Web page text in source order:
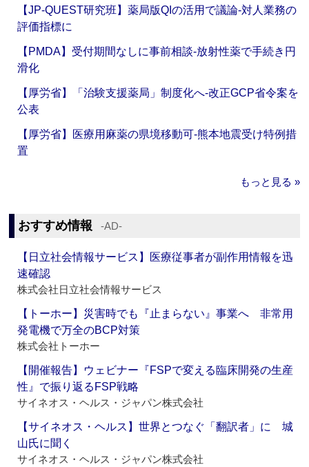
【JP-QUEST研究班】薬局版QIの活用で議論‐対人業務の
評価指標に
【PMDA】受付期間なしに事前相談‐放射性薬で手続き円
滑化
【厚労省】「治験支援薬局」制度化へ‐改正GCP省令案を
公表
【厚労省】医療用麻薬の県境移動可‐熊本地震受け特例措
置
もっと見る »
おすすめ情報 ‐AD‐
【日立社会情報サービス】医療従事者が副作用情報を迅
速確認
株式会社日立社会情報サービス
【トーホー】災害時でも『止まらない』事業へ 非常用
発電機で万全のBCP対策
株式会社トーホー
【開催報告】ウェビナー『FSPで変える臨床開発の生産
性』で振り返るFSP戦略
サイネオス・ヘルス・ジャパン株式会社
【サイネオス・ヘルス】世界とつなぐ「翻訳者」に 城
山氏に聞く
サイネオス・ヘルス・ジャパン株式会社